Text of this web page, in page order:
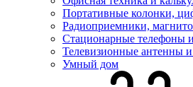
Портативные колонки,
Радиоприемники,
Стационарные телефоны
Телевизионные антенны
Умный дом